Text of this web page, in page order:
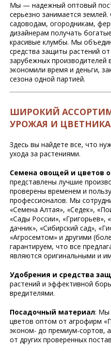
Мы — надежный оптовый
серьезно занимается
садоводам, огородникам,
дизайнерам получать
красивые клумбы. Мы
средства защиты растений
зарубежных
экономили время и деньги,
сезона одной партией.
ШИРОКИЙ
УРОЖАЯ И ЦВЕТНИКА
Здесь вы найдете все, что
ухода за растениями.
Семена овощей и цветов
представлены лучшие
проверены временем и
профессионалов. Мы
«Семена Алтая», «Седек»,
«Сады России», «Григорьев»,
дачник», «Сибирский сад»,
«Агросемтом» и другими
гарантируем, что все
являются оригинальными и
Удобрения и средства
растений и эффективной
вредителями.
Посадочный материал: Мы
цветов оптом от агрофирм
эконом- до премиум-сортов,
от других проверенных